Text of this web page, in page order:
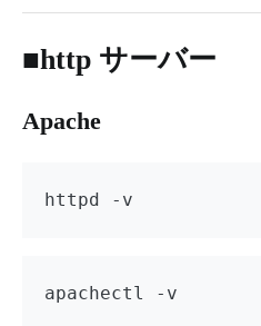
■http サーバー
Apache
httpd -v
apachectl -v